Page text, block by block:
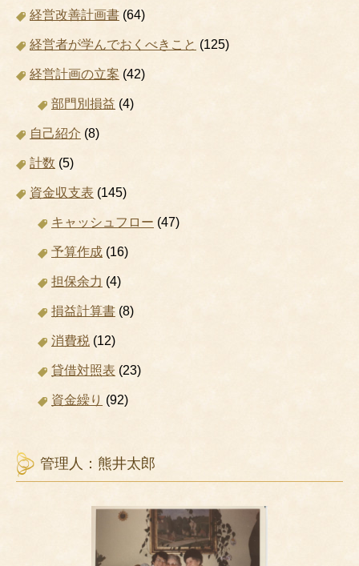
経営改善計画書 (64)
経営者が学んでおくべきこと (125)
経営計画の立案 (42)
部門別損益 (4)
自己紹介 (8)
計数 (5)
資金収支表 (145)
キャッシュフロー (47)
予算作成 (16)
担保余力 (4)
損益計算書 (8)
消費税 (12)
貸借対照表 (23)
資金繰り (92)
管理人：熊井太郎